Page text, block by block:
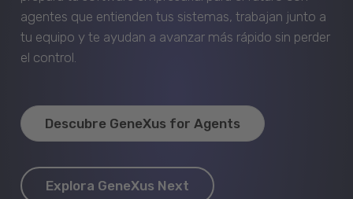
agentes que entienden tus sistemas, trabajan junto a
tu equipo y te ayudan a avanzar más rápido sin perder
el control.
Descubre GeneXus for Agents
Explora GeneXus Next